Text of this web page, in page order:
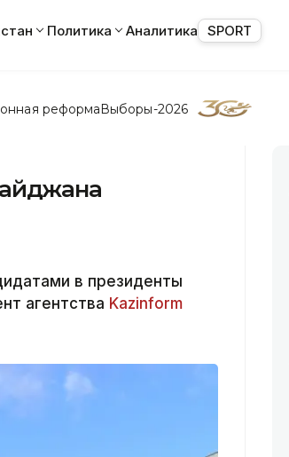
Политика Аналитика SPORT
реформаВыборы-2026
в президенты
агентства Kazinform